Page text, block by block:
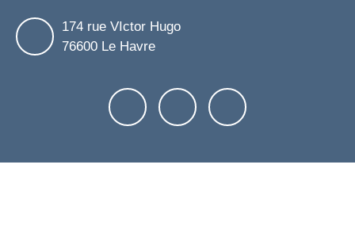
174 rue VIctor Hugo
76600 Le Havre